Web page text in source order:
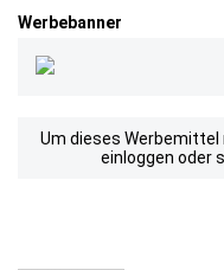
Werbebanner
Um dieses
einloggen oder